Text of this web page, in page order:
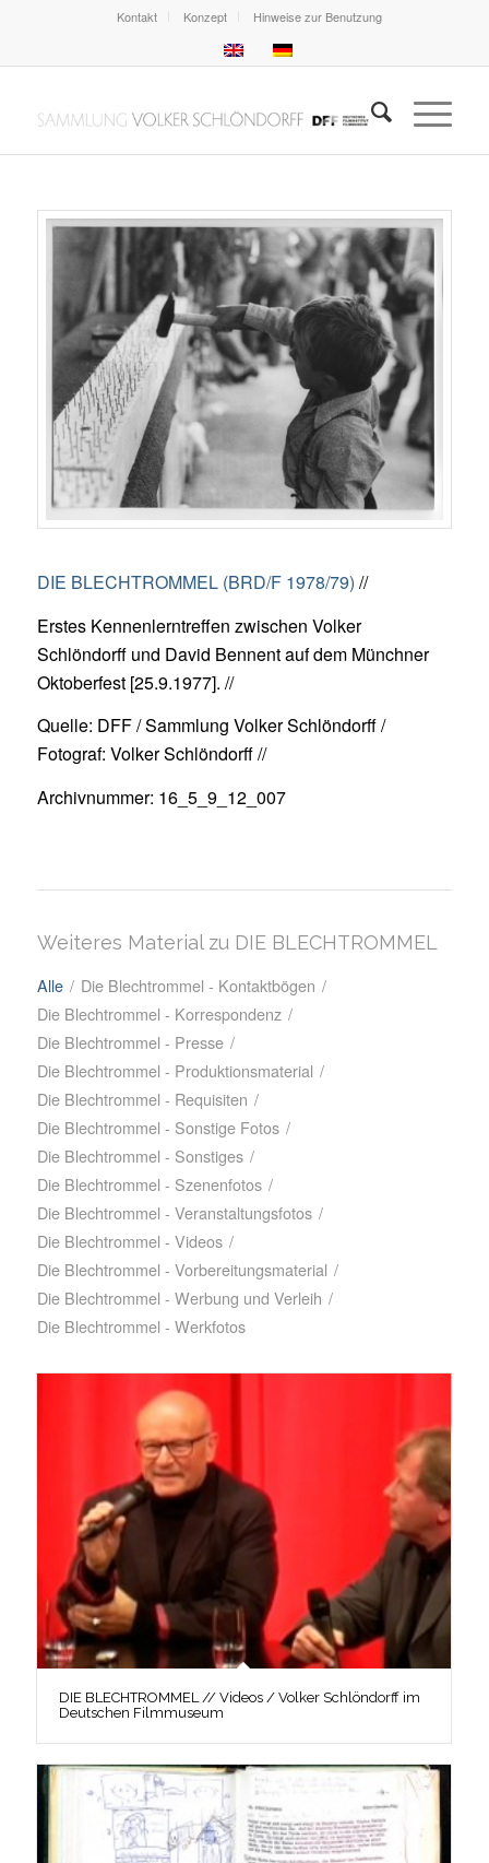
Kontakt Konzept Hinweise zur Benutzung
DIE BLECHTROMMEL (BRD/F 1978/79) //
Erstes Kennenlerntreffen zwischen Volker
Schlöndorff und David Bennent auf dem Münchner
Oktoberfest [25.9.1977]. //
Quelle: DFF / Sammlung Volker Schlöndorff /
Fotograf: Volker Schlöndorff //
Archivnummer: 16_5_9_12_007
Weiteres Material zu DIE BLECHTROMMEL
Alle / Die Blechtrommel - Kontaktbögen /
Die Blechtrommel - Korrespondenz /
Die Blechtrommel - Presse /
Die Blechtrommel - Produktionsmaterial /
Die Blechtrommel - Requisiten /
Die Blechtrommel - Sonstige Fotos /
Die Blechtrommel - Sonstiges /
Die Blechtrommel - Szenenfotos /
Die Blechtrommel - Veranstaltungsfotos /
Die Blechtrommel - Videos /
Die Blechtrommel - Vorbereitungsmaterial /
Die Blechtrommel - Werbung und Verleih /
Die Blechtrommel - Werkfotos
DIE BLECHTROMMEL // Videos / Volker Schlöndorff im
Deutschen Filmmuseum